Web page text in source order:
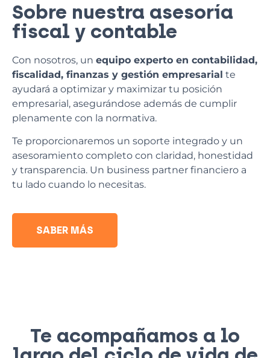
Sobre nuestra asesoría
fiscal y contable
Con nosotros, un equipo experto en contabilidad,
fiscalidad, finanzas y gestión empresarial te
ayudará a optimizar y maximizar tu posición
empresarial, asegurándose además de cumplir
plenamente con la normativa.
Te proporcionaremos un soporte integrado y un
asesoramiento completo con claridad, honestidad
y transparencia. Un business partner financiero a
tu lado cuando lo necesitas.
SABER MÁS
Te acompañamos a lo